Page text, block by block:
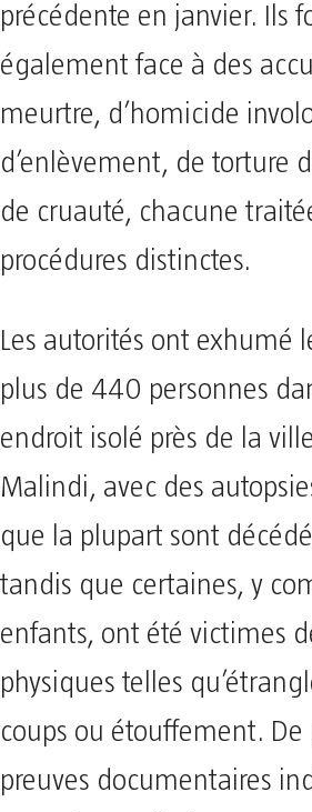
précédente en janvier. Ils
également face à des
meurtre, d’homicide
d’enlèvement, de torture
de cruauté, chacune
procédures distinctes.
Les autorités ont exhumé
plus de 440 personnes
endroit isolé près de la
Malindi, avec des
que la plupart sont
tandis que certaines, y
enfants, ont été victimes
physiques telles
coups ou étouffement. De
preuves documentaires